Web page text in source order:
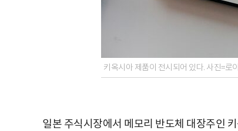
키옥시아 제품이 전시되어 있다. 사진=로
일본 주식시장에서 메모리 반도체 대장주인